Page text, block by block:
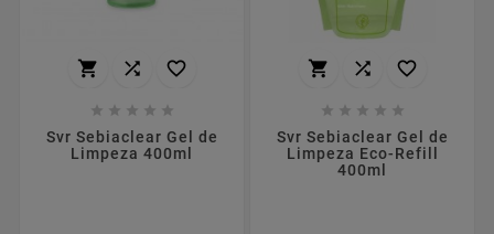
  
    
Svr Sebiaclear Gel de
Limpeza 400ml
  
    
Svr Sebiaclear Gel de
Limpeza Eco-Refill
400ml